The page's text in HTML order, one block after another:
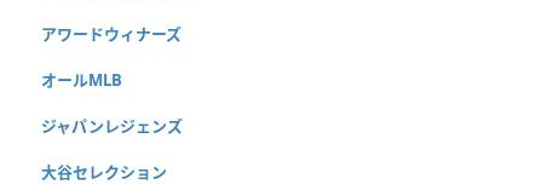
アワードウィナーズ
オールMLB
ジャパンレジェンズ
大谷セレクション